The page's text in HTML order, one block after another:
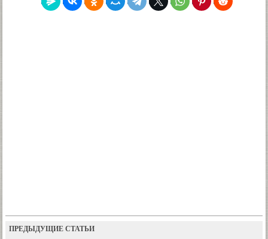
ПРЕДЫДУЩИЕ СТАТЬИ